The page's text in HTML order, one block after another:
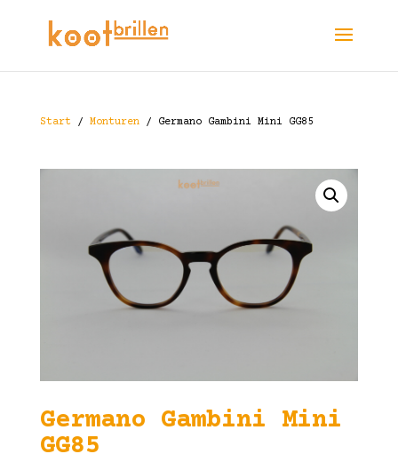
Start/ Monturen/ Germano Gambini Mini GG85
Germano Gambini Mini
GG85